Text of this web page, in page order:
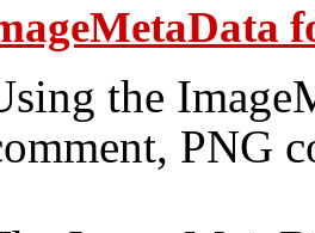
the
PNG